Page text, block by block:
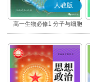
人教版
高一生物必修1 分子与细胞